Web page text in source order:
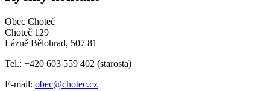
Obec Choteč
Choteč 129
Lázně Bělohrad, 507 81
Tel.: +420 603 559 402 (starosta)
E-mail: obec@chotec.cz